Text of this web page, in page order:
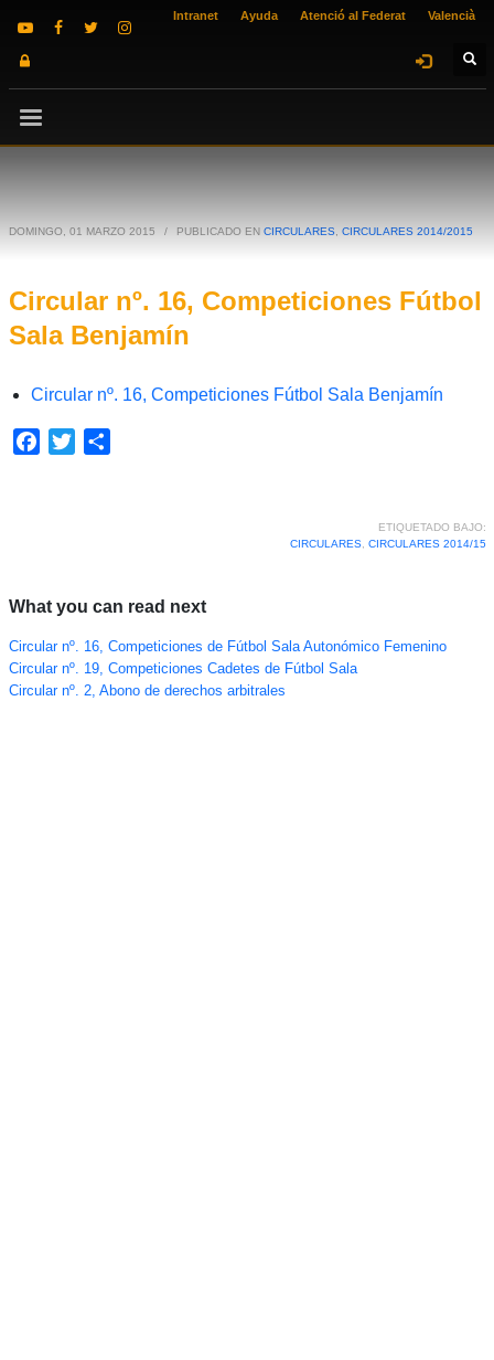
Intranet Ayuda Atenció al Federat Valencià
DOMINGO, 01 MARZO 2015 / PUBLICADO EN CIRCULARES CIRCULARES 2014/2015
Circular nº. 16, Competiciones Fútbol
Sala Benjamín
Circular nº. 16, Competiciones Fútbol Sala Benjamín
Facebook
Twitter
ETIQUETADO BAJO:
CIRCULARES, CIRCULARES 2014/15
What you can read next
Circular nº. 16, Competiciones de Fútbol Sala Autonómico Femenino
Circular nº. 19, Competiciones Cadetes de Fútbol Sala
Circular nº. 2, Abono de derechos arbitrales